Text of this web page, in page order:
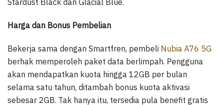
Harga dan Bonus Pembelian
Bekerja sama dengan Smartfren, pembeli Nubia A76 5G
berhak memperoleh paket data berlimpah. Pengguna
akan mendapatkan kuota hingga 12GB per bulan
selama satu tahun, ditambah bonus kuota aktivasi
sebesar 2GB. Tak hanya itu, tersedia pula benefit gratis